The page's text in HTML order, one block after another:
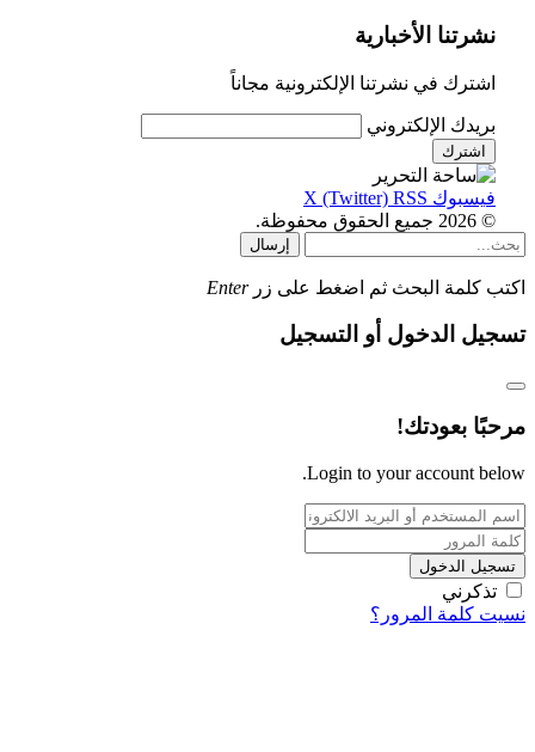
نشرتنا الأخبارية
اشترك في نشرتنا الإلكترونية مجاناً
بريدك الإلكتروني
فيسبوك X (Twitter) RSS
© 2026 جميع الحقوق محفوظة.
إرسال
اكتب كلمة البحث ثم اضغط على زر Enter
تسجيل الدخول أو التسجيل
مرحبًا بعودتك!
Login to your account below.
تسجيل الدخول
تذكرني
نسيت كلمة المرور؟